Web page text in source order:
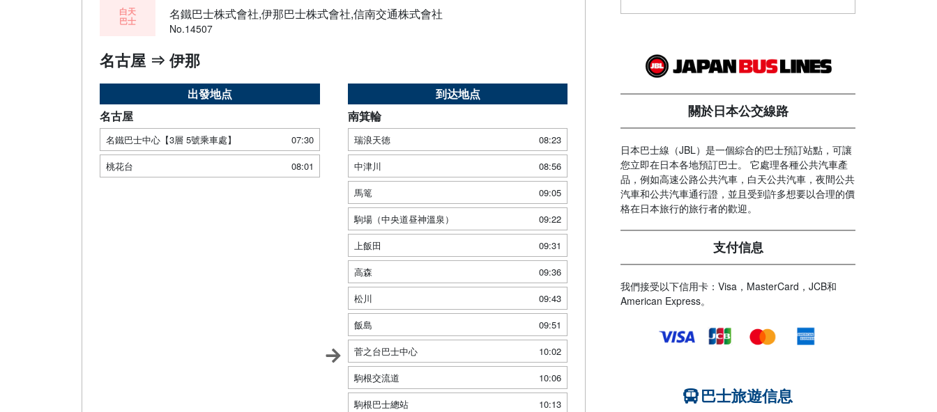
白天
巴士 名鐵巴士株式會社,伊那巴士株式會社,信南交通株式會社
No.14507
名古屋 ⇒ 伊那
出發地点
名古屋
名鐵巴士中心【3層 5號乘車處】
07:30
桃花台
08:01
到达地点
南箕輪
瑞浪天徳
08:23
中津川
08:56
馬篭
09:05
駒場（中央道昼神溫泉）
09:22
上飯田
09:31
高森
09:36
松川
09:43
飯島
09:51
菅之台巴士中心
10:02
駒根交流道
10:06
駒根巴士總站
10:13
關於日本公交線路
日本巴士線（JBL）是一個綜合的巴士預訂站點，可讓
您立即在日本各地預訂巴士。 它處理各種公共汽車產
品，例如高速公路公共汽車，白天公共汽車，夜間公共
汽車和公共汽車通行證，並且受到許多想要以合理的價
格在日本旅行的旅行者的歡迎。
支付信息
我們接受以下信用卡：Visa，MasterCard，JCB和
American Express。
巴士旅遊信息